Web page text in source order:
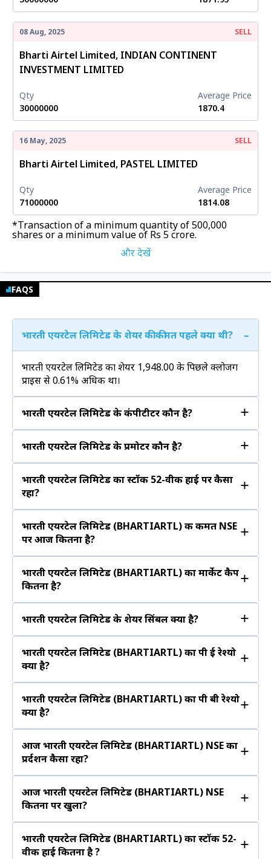
08 Aug, 2025 SELL
Bharti Airtel Limited, INDIAN CONTINENT
INVESTMENT LIMITED
Qty
30000000
Average Price
₹1870.4
16 May, 2025 SELL
Bharti Airtel Limited, PASTEL LIMITED
Qty
71000000
Average Price
₹1814.08
*Transaction of a minimum quantity of 500,000
shares or a minimum value of Rs 5 crore.
और देखें
FAQS
भारती एयरटेल लिमिटेड के शेयर की कीमत पहले क्या थी? -
भारती एयरटेल लिमिटेड का शेयर ₹1,948.00 के पिछले क्लोजिंग
प्राइस से 0.61% अधिक था।
भारती एयरटेल लिमिटेड के कंपीटीटर कौन है? +
भारती एयरटेल लिमिटेड के प्रमोटर कौन है? +
भारती एयरटेल लिमिटेड का स्टॉक 52-वीक हाई पर कैसा
रहा?
+
भारती एयरटेल लिमिटेड (BHARTIARTL) की कीमत NSE
पर आज कितना है?
+
भारती एयरटेल लिमिटेड (BHARTIARTL) का मार्केट कैप
कितना है?
+
भारती एयरटेल लिमिटेड के शेयर सिंबल क्या है? +
भारती एयरटेल लिमिटेड (BHARTIARTL) का पी ई रेश्यो
क्या है?
+
भारती एयरटेल लिमिटेड (BHARTIARTL) का पी बी रेश्यो
क्या है?
+
आज भारती एयरटेल लिमिटेड (BHARTIARTL) NSE का
प्रर्दशन कैसा रहा?
+
आज भारती एयरटेल लिमिटेड (BHARTIARTL) NSE
कितना पर खुला?
+
भारती एयरटेल लिमिटेड (BHARTIARTL) का स्टॉक 52-
वीक हाई कितना है ?
+